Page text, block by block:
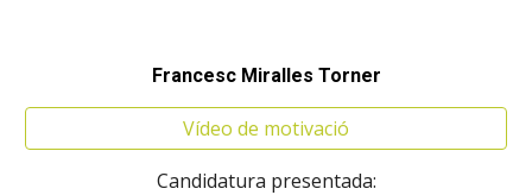
Francesc Miralles Torner
Vídeo de motivació
Candidatura presentada: